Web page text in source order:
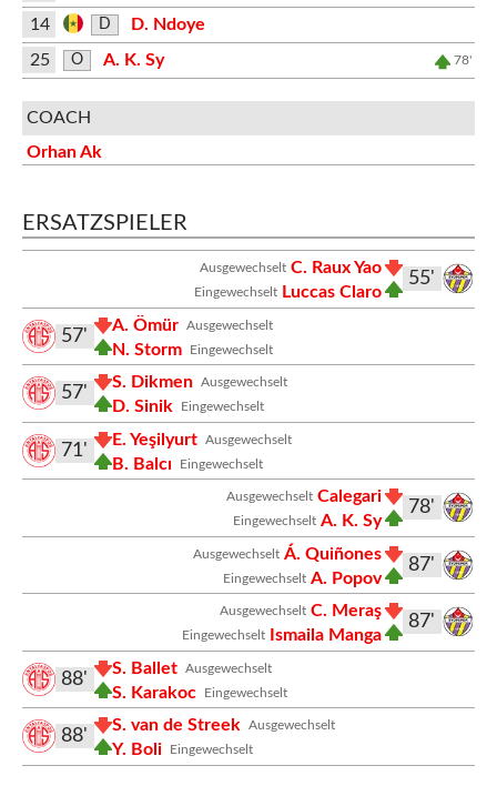
14 D
D. Ndoye
25
O A. K. Sy 78'
COACH
Orhan Ak
ERSATZSPIELER
55'
Ausgewechselt C. Raux Yao
Eingewechselt Luccas Claro
Ausgewechselt
A. Ömür
Eingewechselt
N. Storm
57'
Ausgewechselt
S. Dikmen
Eingewechselt
D. Sinik
57'
Ausgewechselt
E. Yeşilyurt
Eingewechselt
B. Balcı
71'
78'
Ausgewechselt Calegari
Eingewechselt A. K. Sy
87'
Ausgewechselt Á. Quiñones
Eingewechselt A. Popov
87'
Ausgewechselt C. Meraş
Eingewechselt Ismaila Manga
Ausgewechselt
S. Ballet
Eingewechselt
S. Karakoc
88'
Ausgewechselt
S. van de Streek
Eingewechselt
Y. Boli
88'